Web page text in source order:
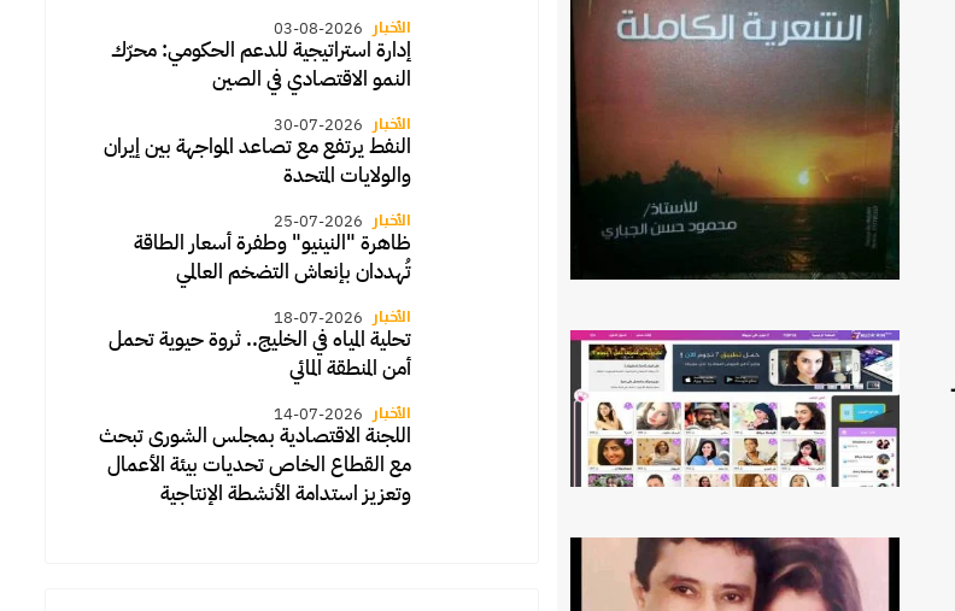
الأخبار 03-08-2026
إدارة استراتيجية للدعم الحكومي: محرّك
النمو الاقتصادي في الصين
الأخبار 30-07-2026
النفط يرتفع مع تصاعد المواجهة بين إيران
والولايات المتحدة
الأخبار 25-07-2026
ظاهرة "النينيو" وطفرة أسعار الطاقة
تُهددان بإنعاش التضخم العالمي
الأخبار 18-07-2026
تحلية المياه في الخليج.. ثروة حيوية تحمل
أمن المنطقة المائي
الأخبار 14-07-2026
اللجنة الاقتصادية بمجلس الشورى تبحث
مع القطاع الخاص تحديات بيئة الأعمال
وتعزيز استدامة الأنشطة الإنتاجية